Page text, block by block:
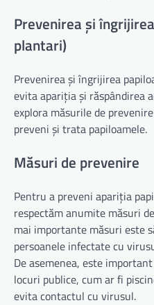
Prevenirea și
plantari)
Prevenirea și îngrijirea
evita apariția și răspândirea
explora măsurile de
preveni și trata papiloamele.
Măsuri de prevenire
Pentru a preveni apariția
respectăm anumite măsuri
mai importante măsuri este
persoanele infectate cu
De asemenea, este
locuri publice, cum ar fi
evita contactul cu virusul.